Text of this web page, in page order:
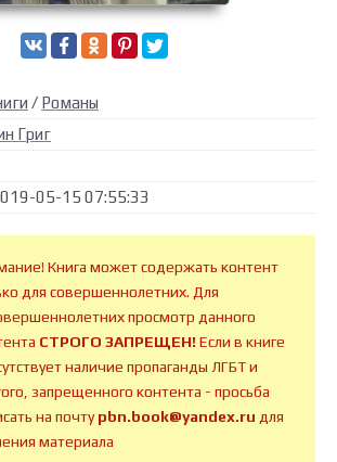
/ Романы
Григ
05-15 07:55:33
Книга может содержать контент
для совершеннолетних. Для
просмотр данного
СТРОГО ЗАПРЕЩЕН!Если в книге
наличие пропаганды ЛГБТ и
запрещенного контента - просьба
на почтуpbn.book@yandex.ru для
материала